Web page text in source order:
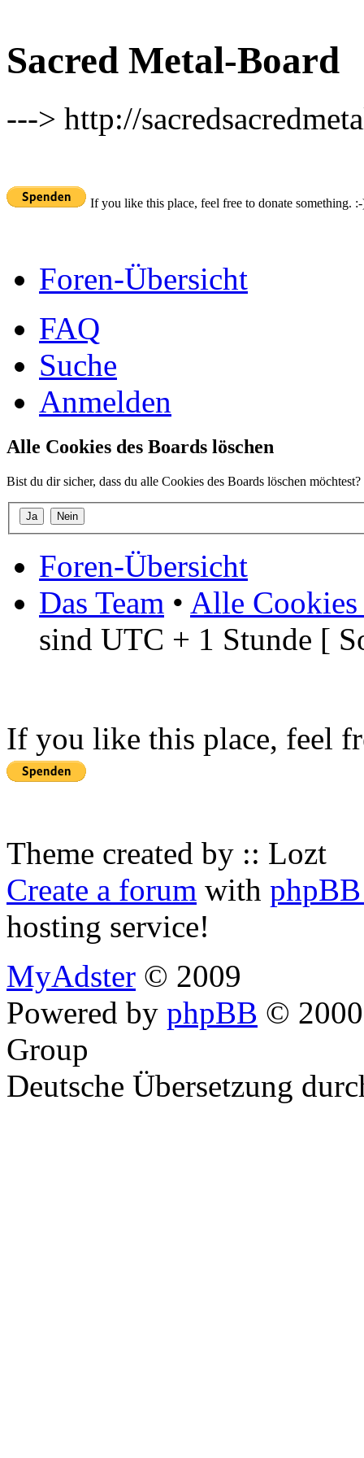
Sacred Metal-Board
---> http://
If you like this place, feel free to donate something.
Foren-Übersicht
FAQ
Suche
Anmelden
Alle Cookies des Boards löschen
Bist du dir sicher, dass du alle Cookies des Boards löschen möchtest?
Foren-Übersicht
Das Team • Alle Cookies
sind UTC + 1 Stunde [
If you like this place, feel
Theme created by :: Lozt
Create a forum with
hosting service!
MyAdster © 2009
Powered by phpBB ©
Group
Deutsche Übersetzung